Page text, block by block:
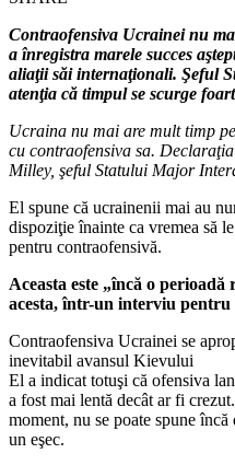
Contraofensiva Ucrainei nu
a înregistra marele succes
aliaţii săi internaţionali. Şeful
atenţia că timpul se scurge
Ucraina nu mai are mult timp
cu contraofensiva sa.
Milley, şeful Statului Major
El spune că ucrainenii mai au
dispoziţie înainte ca vremea să
pentru contraofensivă.
Aceasta este „încă o
acesta, într-un interviu
Contraofensiva Ucrainei se
inevitabil avansul Kievului
El a indicat totuşi că ofensiva
a fost mai lentă decât ar fi
moment, nu se poate spune
un eşec.